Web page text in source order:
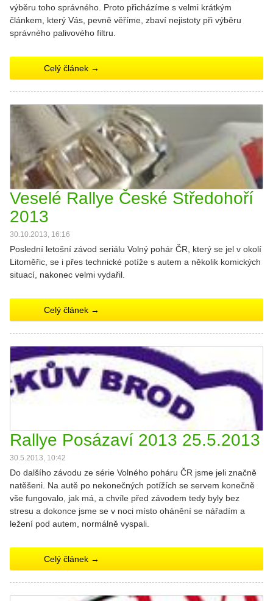
výběru toho správného. Proto přicházíme s velmi krátkým
článkem, který Vás, pevně věříme, zbaví nejistoty při výběru
správného palivového filtru.
Celý článek →
Veselé Rallye České Středohoří
2013
30.10.2013, 16:16
Poslední letošní závod seriálu Volný pohár ČR, který se jel v okolí
Litoměřic, se i přes technické potíže s autem a několik komických
situací, nakonec velmi vydařil.
Celý článek →
Rallye Posázaví 2013 25.5.2013
30.5.2013, 10:42
Do dalšího závodu ze série Volného poháru ČR jsme jeli značně
natěšeni. Na autě po nekonečných potížích se servem konečně
vše fungovalo, jak má, a chvíle před závodem tedy byly bez
stresu a dokonce jsme se v noci místo ohánění se nářadím a
ležení pod autem, normálně vyspali.
Celý článek →